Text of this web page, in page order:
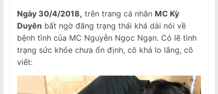
Ngày 30/4/2018, trên trang cá nhân MC Kỳ
Duyên bất ngờ đăng trạng thái khá dài nói về
bệnh tình của MC Nguyễn Ngọc Ngạn. Có lẽ tình
trạng sức khỏe chưa ổn định, cô khá lo lắng, cô
viết: